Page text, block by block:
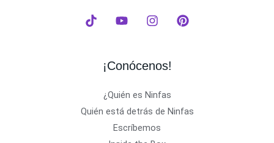
¡Conócenos!
¿Quién es Ninfas
Quién está detrás de Ninfas
Escríbemos